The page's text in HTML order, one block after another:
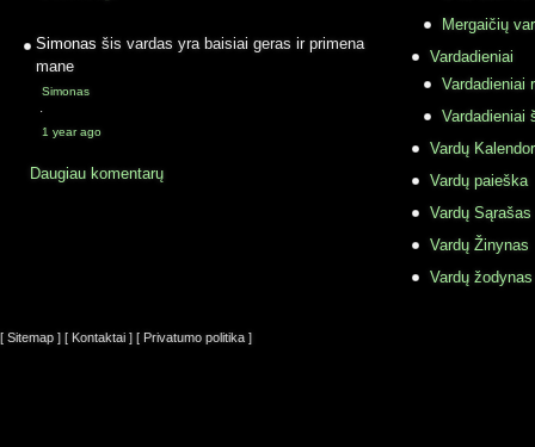
Simonas šis vardas yra baisiai geras ir primena
mane
Simonas
·
1 year ago
Daugiau komentarų
Mergaičių
Vardadieniai
Vardadieniai
Vardadieniai
Vardų
Vardų paieška
Vardų Sąrašas
Vardų Žinynas
Vardų
[ Sitemap ] [ Kontaktai ] [ Privatumo politika ]